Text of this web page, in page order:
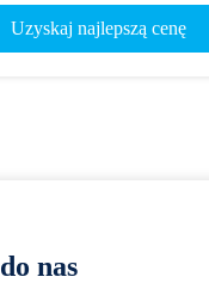
finansowej
Uzyskaj najlepszą cenę
nas